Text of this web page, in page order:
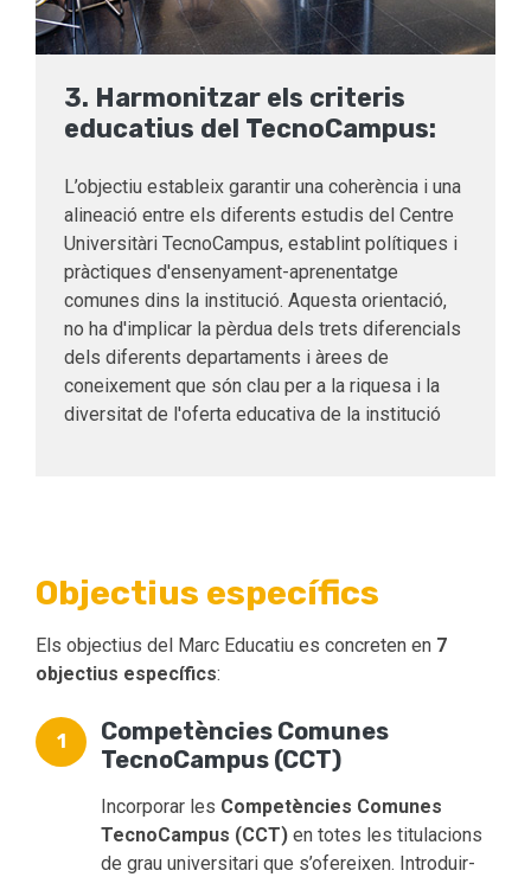
3. Harmonitzar els criteris
educatius del TecnoCampus:
L’objectiu estableix garantir una coherència i una
alineació entre els diferents estudis del Centre
Universitàri TecnoCampus, establint polítiques i
pràctiques d'ensenyament-aprenentatge
comunes dins la institució. Aquesta orientació,
no ha d'implicar la pèrdua dels trets diferencials
dels diferents departaments i àrees de
coneixement que són clau per a la riquesa i la
diversitat de l'oferta educativa de la institució
Objectius específics
Els objectius del Marc Educatiu es concreten en 7
objectius específics:
Competències Comunes
TecnoCampus (CCT)
Incorporar les Competències Comunes
TecnoCampus (CCT) en totes les titulacions
de grau universitari que s’ofereixen. Introduir-